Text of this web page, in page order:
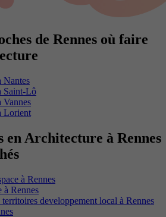
de Rennes où faire
Nantes
Saint-Lô
Vannes
Lorient
en Architecture à Rennes
à Rennes
à Rennes
developpement local à Rennes